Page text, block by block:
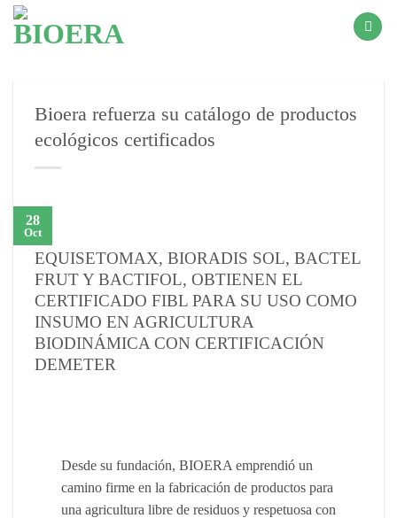
Saltar
Bioera refuerza su catálogo de productos
ecológicos certificados
28
Oct
EQUISETOMAX, BIORADIS SOL, BACTEL
FRUT Y BACTIFOL, OBTIENEN EL
CERTIFICADO FIBL PARA SU USO COMO
INSUMO EN AGRICULTURA
BIODINÁMICA CON CERTIFICACIÓN
DEMETER
Desde su fundación, BIOERA emprendió un
camino firme en la fabricación de productos para
una agricultura libre de residuos y respetuosa con